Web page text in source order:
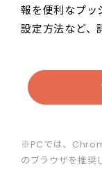
報を便利なプッ
設定方法など、
※PCでは、
のブラウザを推奨